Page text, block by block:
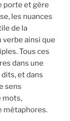
porte et gère
les nuances
de la
verbe ainsi que
Tous ces
dans une
et dans
sens
mots,
métaphores.